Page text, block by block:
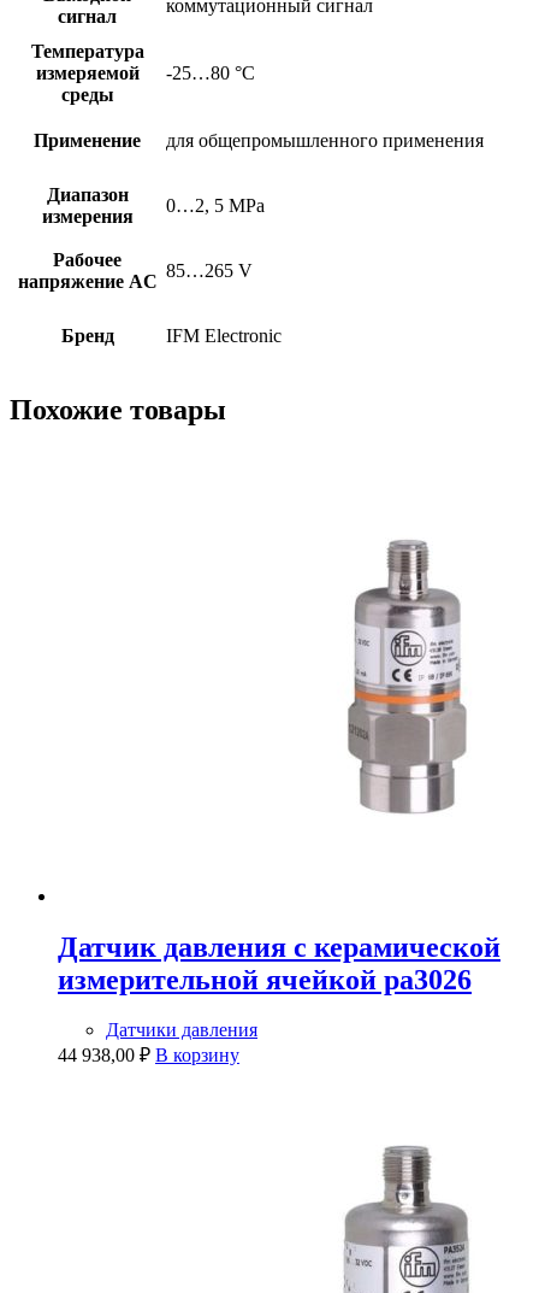
сигнал
коммутационный сигнал
Температура
измеряемой
среды
-25…80 °C
Применение для общепромышленного применения
Диапазон
измерения
0…2, 5 MPa
Рабочее
напряжение AC
85…265 V
Бренд IFM Electronic
Похожие товары
Датчик давления с керамической
измерительной ячейкой pa3026
Датчики давления
44 938,00 ₽ В корзину